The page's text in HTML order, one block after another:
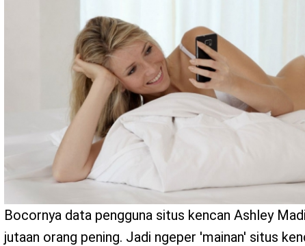
benefit
menarik
Bocornya data pengguna situs kencan Ashley
jutaan orang pening. Jadi ngeper 'mainan' situs